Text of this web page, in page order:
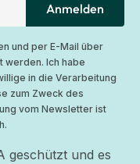
Anmelden
und per E-Mail über
werden. Ich habe
in die Verarbeitung
zum Zweck des
vom Newsletter ist
geschützt und es